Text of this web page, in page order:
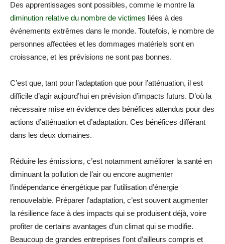
Des apprentissages sont possibles, comme le montre la
diminution relative du nombre de victimes liées à des
événements extrêmes dans le monde. Toutefois, le nombre de
personnes affectées et les dommages matériels sont en
croissance, et les prévisions ne sont pas bonnes.
C’est que, tant pour l’adaptation que pour l’atténuation, il est
difficile d’agir aujourd’hui en prévision d’impacts futurs. D’où la
nécessaire mise en évidence des bénéfices attendus pour des
actions d’atténuation et d’adaptation. Ces bénéfices différant
dans les deux domaines.
Réduire les émissions, c’est notamment améliorer la santé en
diminuant la pollution de l’air ou encore augmenter
l’indépendance énergétique par l’utilisation d’énergie
renouvelable. Préparer l’adaptation, c’est souvent augmenter
la résilience face à des impacts qui se produisent déjà, voire
profiter de certains avantages d’un climat qui se modifie.
Beaucoup de grandes entreprises l’ont d’ailleurs compris et